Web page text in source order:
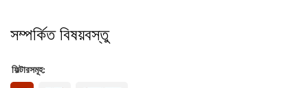
সম্পর্কিত বিষয়বস্তু
ফিল্টারসমূহ: